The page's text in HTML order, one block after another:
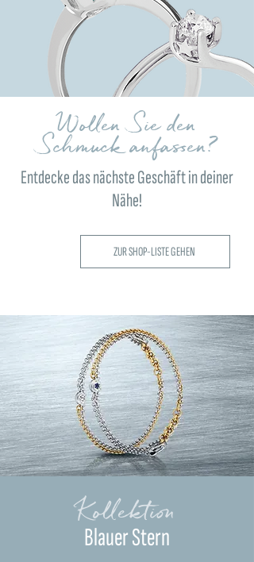
Wollen Sie den
Schmuck anfassen?
Entdecke das nächste Geschäft in deiner
Nähe!
ZUR SHOP-LISTE GEHEN
Kollektion
Blauer Stern